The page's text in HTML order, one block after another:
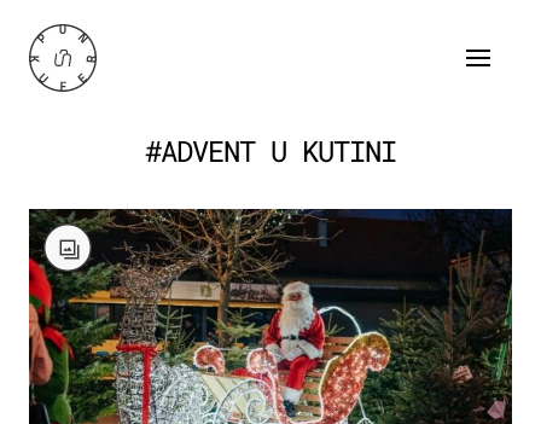
#ADVENT U KUTINI